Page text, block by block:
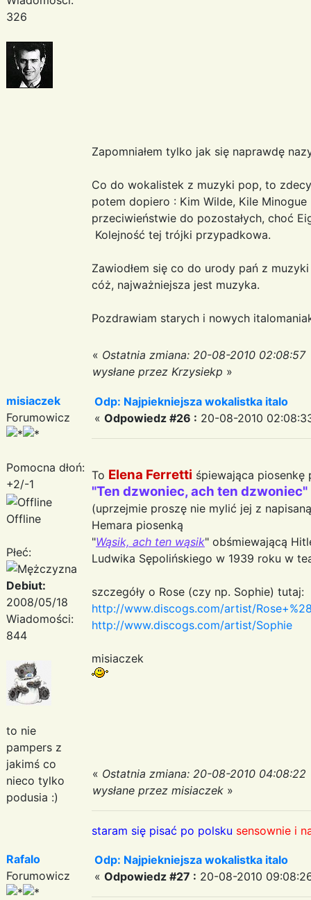
326
Zapomniałem tylko jak się naprawdę
Co do wokalistek z muzyki pop, to
potem dopiero : Kim Wilde, Kile
przeciwieństwie do pozostałych, choć
Kolejność tej trójki przypadkowa.
Zawiodłem się co do urody pań z
cóż, najważniejsza jest muzyka.
Pozdrawiam starych i nowych
« Ostatnia zmiana: 20-08-2010 02:08:57
wysłane przez Krzysiekp »
misiaczek
Forumowicz
Pomocna dłoń:
+2/-1
Offline
Płeć:
Debiut:
2008/05/18
Wiadomości:
844
to nie
pampers z
jakimś co
nieco tylko
podusia :)
Odp: Najpiekniejsza wokalistka italo
« Odpowiedz #26 : 20-08-2010
To Elena Ferretti śpiewająca piosenkę
"Ten dzwoniec, ach ten dzwoniec"
(uprzejmie proszę nie mylić jej z
Hemara piosenką
"Wąsik, ach ten wąsik" obśmiewającą
Ludwika Sępolińskiego w 1939 roku w
szczegóły o Rose (czy np. Sophie) tutaj:
http://www.discogs.com/artist/
http://www.discogs.com/artist/Sophie
misiaczek
« Ostatnia zmiana: 20-08-2010 04:08:22
wysłane przez misiaczek »
staram się pisać po polsku sensownie i
Rafalo
Forumowicz
Odp: Najpiekniejsza wokalistka italo
« Odpowiedz #27 : 20-08-2010